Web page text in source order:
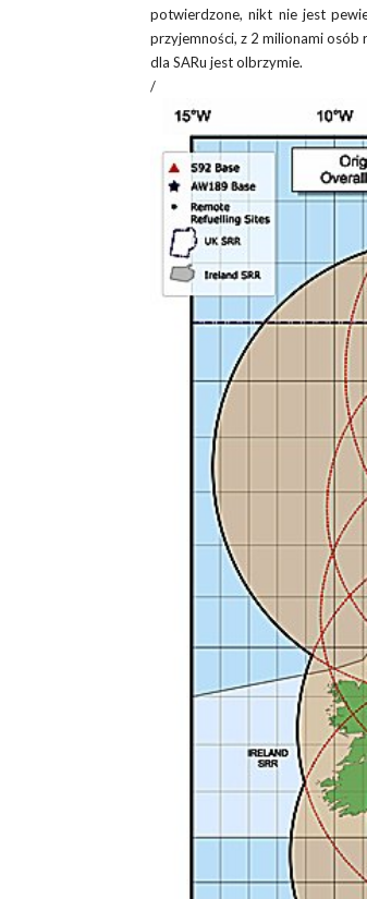
potwierdzone, nikt nie jest
przyjemności, z 2 milionami osób
dla SARu jest olbrzymie.
/